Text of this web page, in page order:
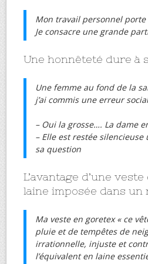
Mon travail personnel
Je consacre une grande
Une honnêteté dure à
Une femme au fond de la
j’ai commis une erreur
– Oui la grosse…. La dame
– Elle est restée
sa question
L’avantage d’une
laine imposée dans
Ma veste en goretex « ce
pluie et de tempêtes de
irrationnelle, injuste et
l’équivalent en laine